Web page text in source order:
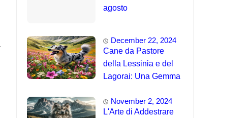
agosto
December 22, 2024
Cane da Pastore
della Lessinia e del
Lagorai: Una Gemma
November 2, 2024
L'Arte di Addestrare